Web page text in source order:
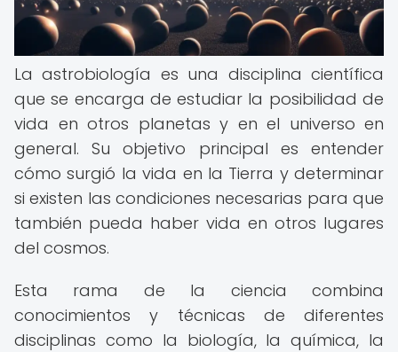
La astrobiología es una disciplina científica
que se encarga de estudiar la posibilidad de
vida en otros planetas y en el universo en
general. Su objetivo principal es entender
cómo surgió la vida en la Tierra y determinar
si existen las condiciones necesarias para que
también pueda haber vida en otros lugares
del cosmos.
Esta rama de la ciencia combina
conocimientos y técnicas de diferentes
disciplinas como la biología, la química, la